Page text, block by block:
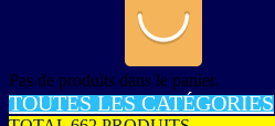
Pas de produits dans le panier.
TOUTES LES CATÉGORIES